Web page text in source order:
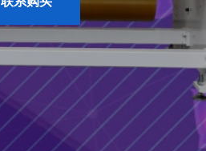
联系购买
查看产品
联系购买